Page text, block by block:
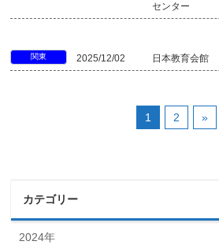
センター
関東 2025/12/02 日本教育会館
1 2 »
カテゴリー
2024年